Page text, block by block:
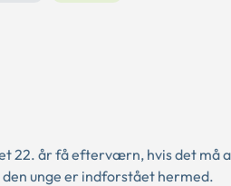
22. år få efterværn, hvis det
den unge er indforstået hermed.